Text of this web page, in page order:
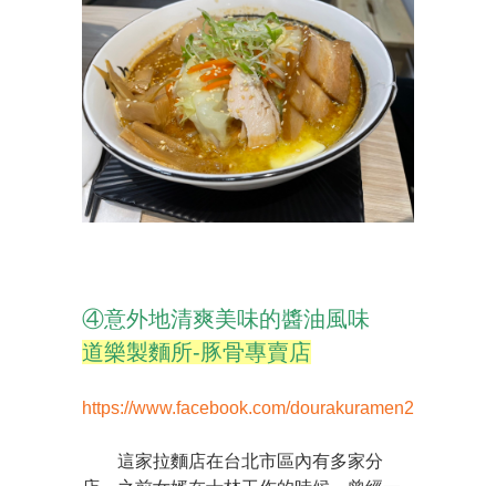
④意外地清爽美味的醬油風味
道樂製麵所-豚骨專賣店
https://www.facebook.com/dourakuramen2
這家拉麵店在台北市區內有多家分